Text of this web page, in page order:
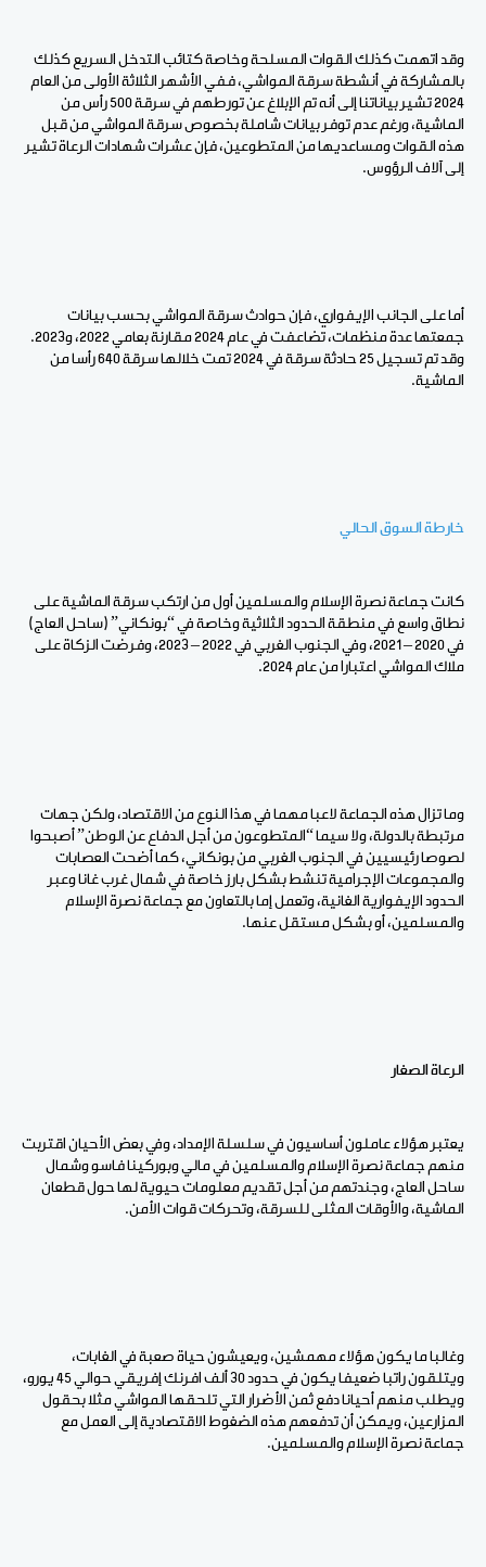
وقد اتهمت كذلك القوات المسلحة وخاصة كتائب التدخل السريع كذلك
بالمشاركة في أنشطة سرقة المواشي، ففي الأشهر الثلاثة الأولى من العام
2024 تشير بياناتنا إلى أنه تم الإبلاغ عن تورطهم في سرقة 500 رأس من
الماشية، ورغم عدم توفر بيانات شاملة بخصوص سرقة المواشي من قبل
هذه القوات ومساعديها من المتطوعين، فإن عشرات شهادات الرعاة تشير
إلى آلاف الرؤوس.
أما على الجانب الإيفواري، فإن حوادث سرقة المواشي بحسب بيانات
جمعتها عدة منظمات، تضاعفت في عام 2024 مقارنة بعامي 2022، و2023.
وقد تم تسجيل 25 حادثة سرقة في 2024 تمت خلالها سرقة 640 رأسا من
الماشية.
خارطة السوق الحالي
كانت جماعة نصرة الإسلام والمسلمين أول من ارتكب سرقة الماشية على
نطاق واسع في منطقة الحدود الثلاثية وخاصة في “بونكاني” (ساحل العاج)
في 2020 – 2021، وفي الجنوب الغربي في 2022 – 2023، وفرضت الزكاة على
ملاك المواشي اعتبارا من عام 2024.
وما تزال هذه الجماعة لاعبا مهما في هذا النوع من الاقتصاد، ولكن جهات
مرتبطة بالدولة، ولا سيما “المتطوعون من أجل الدفاع عن الوطن” أصبحوا
لصوصا رئيسيين في الجنوب الغربي من بونكاني، كما أضحت العصابات
والمجموعات الإجرامية تنشط بشكل بارز خاصة في شمال غرب غانا وعبر
الحدود الإيفوارية الغانية، وتعمل إما بالتعاون مع جماعة نصرة الإسلام
والمسلمين، أو بشكل مستقل عنها.
الرعاة الصغار
يعتبر هؤلاء عاملون أساسيون في سلسلة الإمداد، وفي بعض الأحيان اقتربت
منهم جماعة نصرة الإسلام والمسلمين في مالي وبوركينا فاسو وشمال
ساحل العاج، وجندتهم من أجل تقديم معلومات حيوية لها حول قطعان
الماشية، والأوقات المثلى للسرقة، وتحركات قوات الأمن.
وغالبا ما يكون هؤلاء مهمشين، ويعيشون حياة صعبة في الغابات،
ويتلقون راتبا ضعيفا يكون في حدود 30 ألف افرنك إفريقي حوالي 45 يورو،
ويطلب منهم أحيانا دفع ثمن الأضرار التي تلحقها المواشي مثلا بحقول
المزارعين، ويمكن أن تدفعهم هذه الضغوط الاقتصادية إلى العمل مع
جماعة نصرة الإسلام والمسلمين.